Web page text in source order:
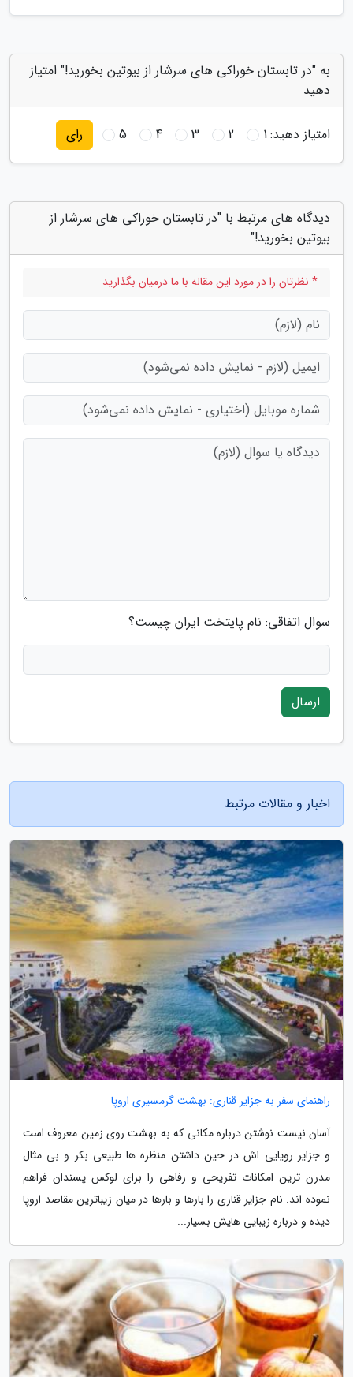
به "در تابستان خوراکی های سرشار از بیوتین بخورید!" امتیاز
دهید
امتیاز دهید:1
2
3
4
5 رای
دیدگاه های مرتبط با "در تابستان خوراکی های سرشار از
بیوتین بخورید!"
* نظرتان را در مورد این مقاله با ما درمیان بگذارید
سوال اتفاقی: نام پایتخت ایران چیست؟
ارسال
اخبار و مقالات مرتبط
راهنمای سفر به جزایر قناری: بهشت گرمسیری اروپا
آسان نیست نوشتن درباره مکانی که به بهشت روی زمین معروف است
و جزایر رویایی اش در حین داشتن منظره ها طبیعی بکر و بی مثال
مدرن ترین امکانات تفریحی و رفاهی را برای لوکس پسندان فراهم
نموده اند. نام جزایر قناری را بارها و بارها در میان زیباترین مقاصد اروپا
دیده و درباره زیبایی هایش بسیار...